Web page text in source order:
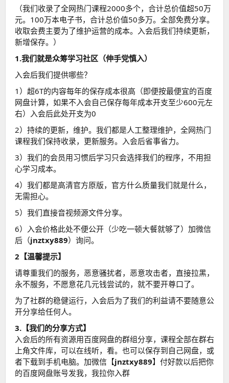
（我们收录了全网热门课程2000多个，合计总价值超50万
元。100万本电子书，合计总价值50多万。全部免费分享。
收取会费主要为了维护运营的成本。入会后我们持续更新，
新增保存。）
1.我们就是众筹学习社区（伸手党慎入）
入会后我们提供哪些？
1）超6T的内容每年的保存成本很高（即便按最便宜的百度
网盘计算，如果不入会自己保存每年成本开支至少600元左
右）入会后此处开支为0
2）持续的更新，维护。我们都是人工整理维护，全网热门
课程我们保持收录，更新服务。入会后省事省力。
3）我们的会员用习惯后学习只会选择我们的程序，不用担
心学习成本。
4）我们都是高清官方原版，官方什么质量我们就是什么，
无需担心。
5）我们直接音视频源文件分享。
6）入会价格此处不便公开（少吃一顿大餐就够了）加微信
后（jnztxy889）询问。
2【温馨提示】
请尊重我们的服务，恶意骚扰者，恶意攻击者，直接拉黑，
永不服务，不愿意花几元钱尝试的，就不要开尊口了。
为了社群的稳健运行，入会后为了我们的利益请不要随意公
开分享给任何人。
3.【我们的分享方式】
入会后的所有资源用百度网盘的群组分享，课程全部在群右
上角文件库，可以在线听，看。也可以保存到自己网盘，或
者下载到手机电脑。加微信【jnztxy889】付好款以后把你
的百度网盘账号发我，我拉你入群